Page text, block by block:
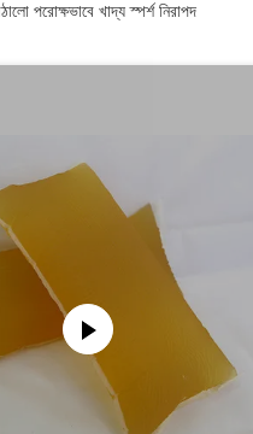
পরোক্ষভাবে খাদ্য স্পর্শ নিরাপদ